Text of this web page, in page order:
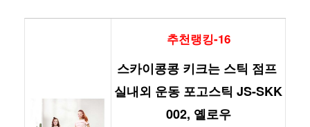
추천랭킹-16
스카이콩콩 키크는 스틱 점프
실내외 운동 포고스틱 JS-SKK
002, 옐로우